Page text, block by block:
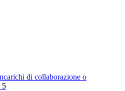
di collaborazione o
5